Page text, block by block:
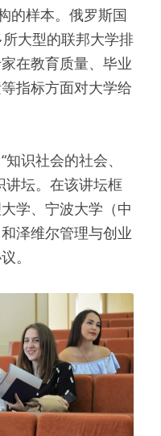
的样本。俄罗斯国
大型的联邦大学排
在教育质量、毕业
指标方面对大学给
识社会的社会、
讲坛。在该讲坛框
学、宁波大学（中
泽维尔管理与创业
。